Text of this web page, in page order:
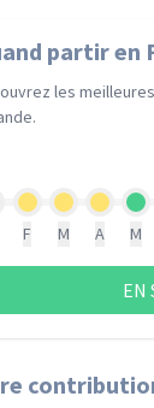
partiren
les
.
F M A M
EN